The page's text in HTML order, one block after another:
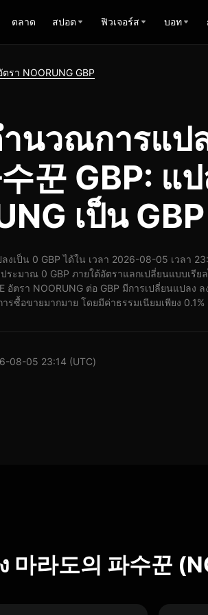
ตลาด สปอต ฟิวเจอร์ส บอท
ตรา NOORUNG GBP
ำนวณการแป
꾼 GBP: แ
เป็น GBP
งเป็น 0 GBP ได้ใน เวลา 2026-08-05 เวลา
ระมาณ 0 GBP ภายใต้อัตราแลกเปลี่ยนแบบเรีย
อัตรา NOORUNG ต่อ GBP มีการเปลี่ยนแปลง
รซื้อขายมากมาย โดยมีค่าธรรมเนียมเพียง 0.1%
08-05 23:14 (UTC)
마라도의 파수꾼